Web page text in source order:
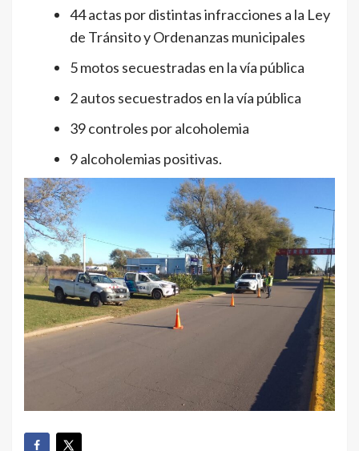
44 actas por distintas infracciones a la Ley
de Tránsito y Ordenanzas municipales
5 motos secuestradas en la vía pública
2 autos secuestrados en la vía pública
39 controles por alcoholemia
9 alcoholemias positivas.